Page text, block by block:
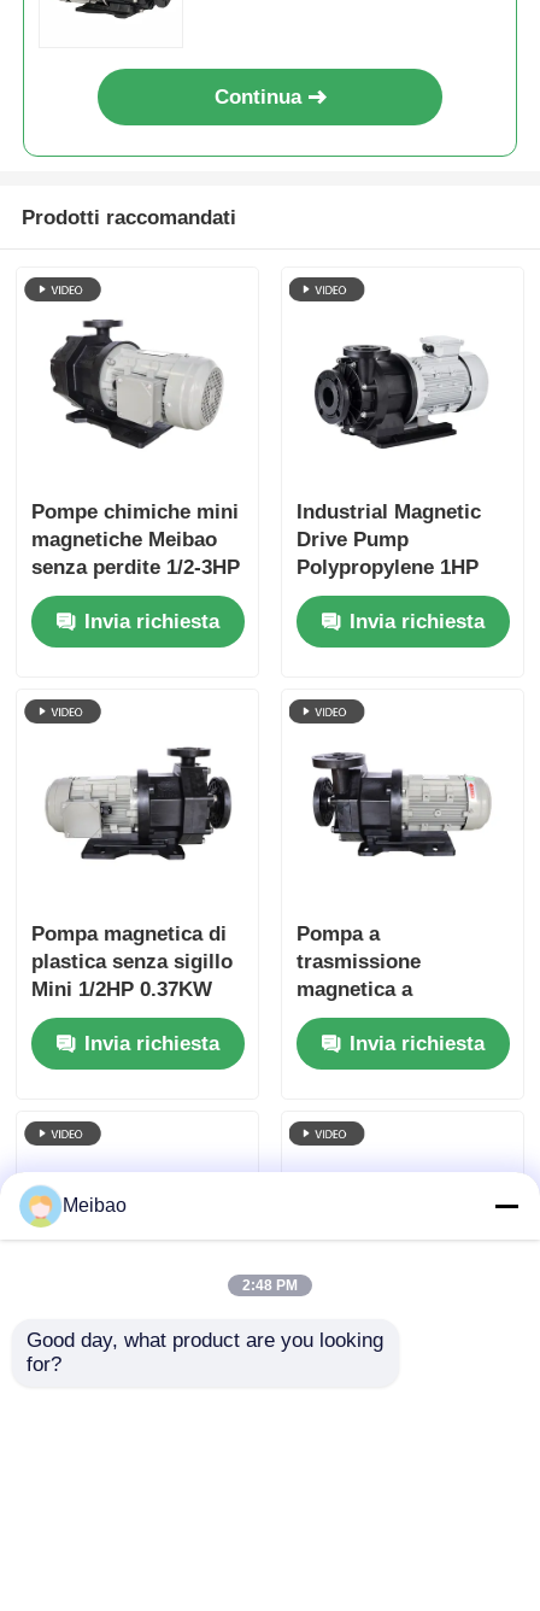
Continua
Prodotti raccomandati
Pompe chimiche mini
magnetiche Meibao
senza perdite 1/2-3HP
0.37KW senza tenuta
meccanicaInvia richiesta
Industrial Magnetic
Drive Pump
Polypropylene 1HP
0.75KW Leak-Proof
Diluted Acid Transfer
Pump
Invia richiesta
Pompa magnetica di
plastica senza sigillo
Mini 1/2HP 0.37KW
Meibao Trasferimento
acido resistente alla
corrosione
Invia richiesta
Pompa a
trasmissione
magnetica a
semiconduttore di
fase 3 380V 1 HP
Potenza 2900 giri al
Invia richiesta
Pompa chimica a
Pompa centrifuga a
Meibao
2:48 PM
Good day, what product are you looking
for?